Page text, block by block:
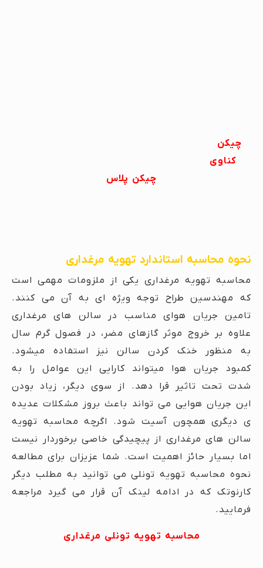
چیکن
کناوی
چیکن پلاس
نحوه محاسبه استاندارد تهویه مرغداری
محاسبه تهویه مرغداری یکی از ملزومات مهمی است
که مهندسین طراح توجه ویژه ای به آن می کنند.
تامین جریان هوای مناسب در سالن های مرغداری
علاوه بر خروج موثر گازهای مضر، در فصول گرم سال
به منظور خنک کردن سالن نیز استفاده میشود.
کمبود جریان هوا میتواند کارایی این عوامل را به
شدت تحت تاثیر قرا دهد. از سوی دیگر، زیاد بودن
این جریان هوایی می تواند باعث بروز مشکلات عدیده
ی دیگری همچون آسیت شود. اگرچه محاسبه تهویه
سالن های مرغداری از پیچیدگی خاصی برخوردار نیست
اما بسیار حائز اهمیت است. شما عزیزان برای مطالعه
نحوه محاسبه تهویه تونلی می توانید به مطلب دیگر
کارنوتک که در ادامه لینک آن قرار می گیرد مراجعه
فرمایید.
محاسبه تهویه تونلی مرغداری